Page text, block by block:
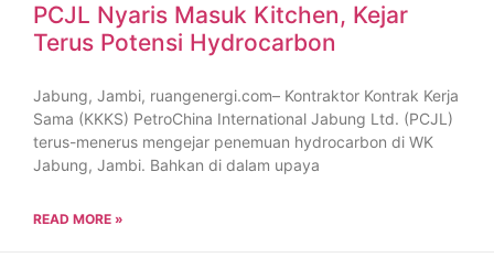
PCJL Nyaris Masuk Kitchen, Kejar
Terus Potensi Hydrocarbon
Jabung, Jambi, ruangenergi.com– Kontraktor Kontrak Kerja
Sama (KKKS) PetroChina International Jabung Ltd. (PCJL)
terus-menerus mengejar penemuan hydrocarbon di WK
Jabung, Jambi. Bahkan di dalam upaya
READ MORE »